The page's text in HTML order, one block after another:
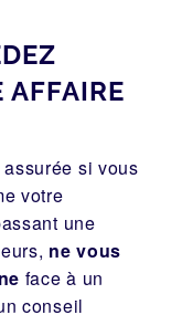
AFFAIRE
assurée si vous
votre
une
ne vous
face à un
conseil